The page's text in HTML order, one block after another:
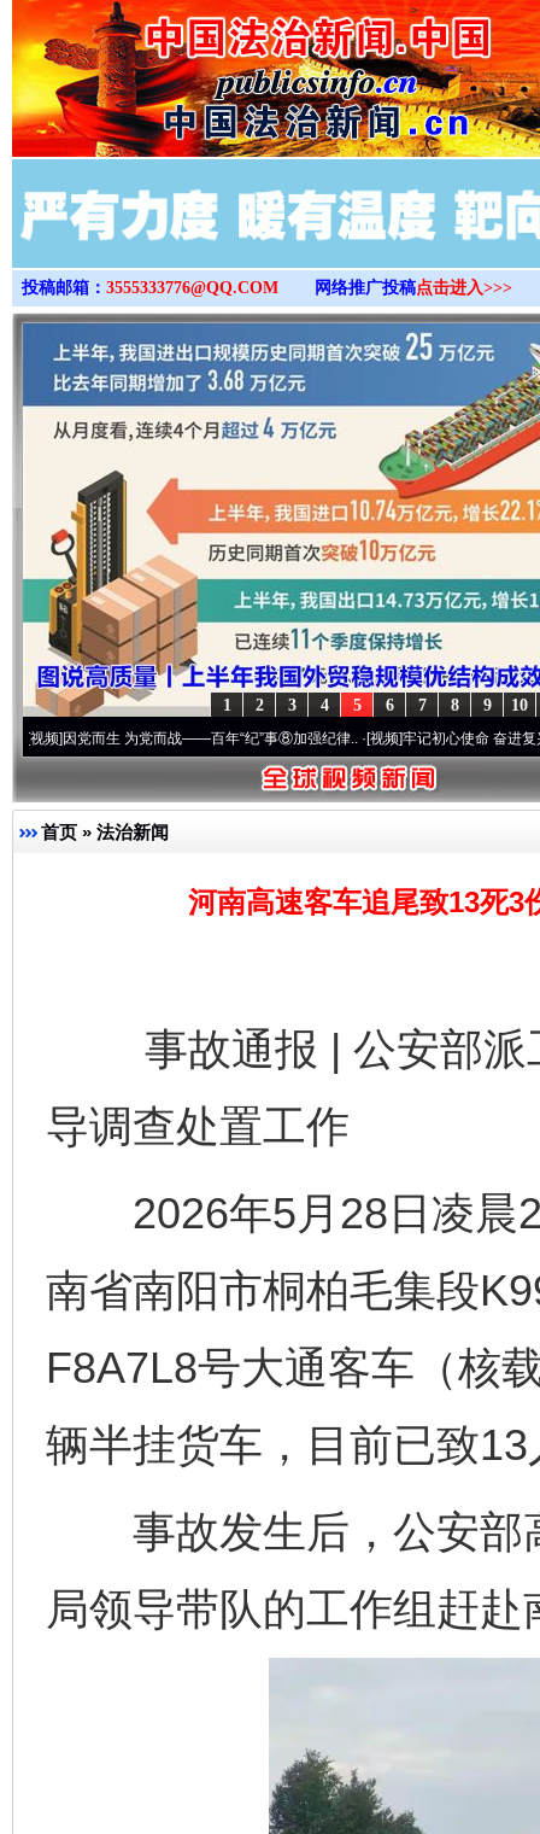
>
投稿邮箱： 3555333776@QQ.COM 网络推广投稿点击进入>>>
10
9
8
7
6
5
4
3
2
1
党而生 为党而战——百年“纪”事⑧加强纪律..·[视频]牢记初心使命 奋进复兴征程丨“
首页 » 法治新闻
河南高速客车追尾致13死3
事故通报 | 公安部派
导调查处置工作
2026年5月28日凌晨2
南省南阳市桐柏毛集段
F8A7L8号大通客车（核
辆半挂货车，目前已致
事故发生后，公安部
局领导带队的工作组赶
东山县通报“牛蛙产品抗生素超标问题”